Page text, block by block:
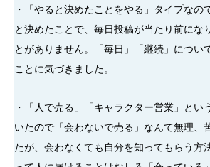
・「やると決めたことをやる」タイプなの
と決めたことで、毎日投稿が当たり前にな
とがありません。「毎日」「継続」につい
ことに気づきました。
・「人で売る」「キャラクター営業」とい
いたので「会わないで売る」なんて無理、
たが、会わなくても自分を知ってもらう方